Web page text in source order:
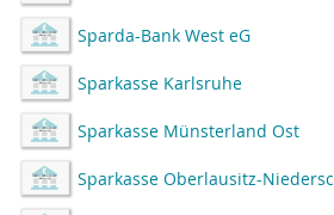
Sparda-Bank West eG
Sparkasse Karlsruhe
Sparkasse Münsterland Ost
Sparkasse Oberlausitz-Niedersc